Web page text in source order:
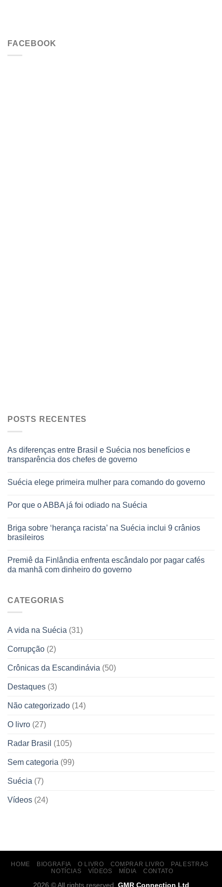
FACEBOOK
POSTS RECENTES
As diferenças entre Brasil e Suécia nos benefícios e
transparência dos chefes de governo
Suécia elege primeira mulher para comando do governo
Por que o ABBA já foi odiado na Suécia
Briga sobre ‘herança racista’ na Suécia inclui 9 crânios
brasileiros
Premiê da Finlândia enfrenta escândalo por pagar cafés
da manhã com dinheiro do governo
CATEGORIAS
A vida na Suécia (31)
Corrupção (2)
Crônicas da Escandinávia (50)
Destaques (3)
Não categorizado (14)
O livro (27)
Radar Brasil (105)
Sem categoria (99)
Suécia (7)
Vídeos (24)
HOME BIOGRAFIA O LIVRO COMPRAR LIVRO
PALESTRAS
NOTÍCIAS
VÍDEOS MÍDIA CONTATO
2026 © All rights reserved. GMR Connection Ltd